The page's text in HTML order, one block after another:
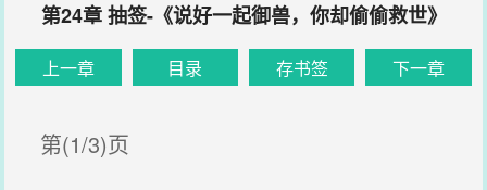
第24章 抽签-《说好一起御兽，你却偷偷救世》
上一章 目录 存书签 下一章
第(1/3)页